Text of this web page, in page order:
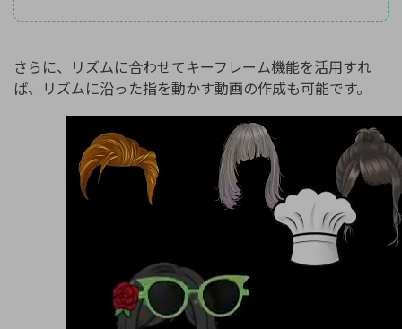
さらに、リズムに合わせてキーフレーム機能を活用すれ
ば、リズムに沿った指を動かす動画の作成も可能です。